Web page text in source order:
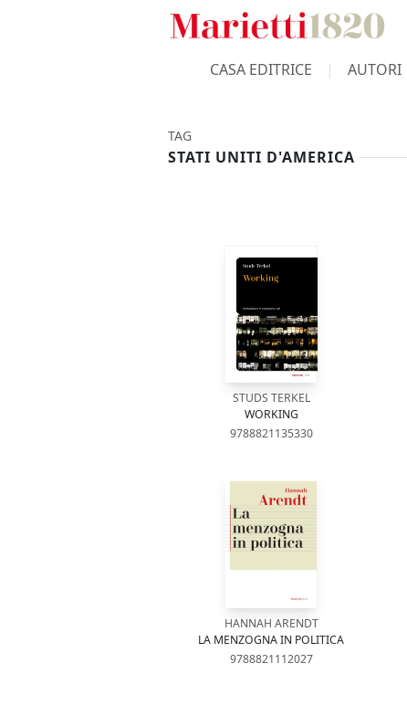
CASA EDITRICE AUTORI
TAG
STATI UNITI D'AMERICA
STUDS TERKEL
WORKING
9788821135330
HANNAH ARENDT
LA MENZOGNA IN POLITICA
9788821112027